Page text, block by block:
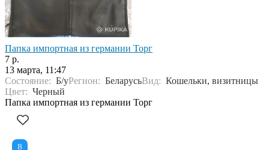
Папка импортная из германии Торг
7 р.
13 марта, 11:47
Состояние: Б/уРегион: БеларусьВид: Кошельки, визитницы
Цвет: Черный
Папка импортная из германии Торг
В